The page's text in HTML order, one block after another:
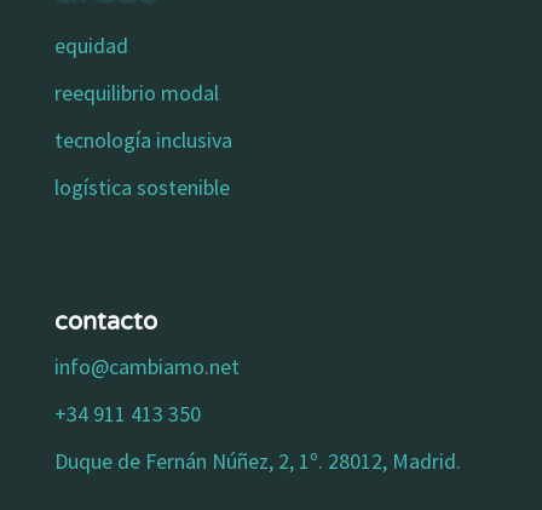
equidad
reequilibrio modal
tecnología inclusiva
logística sostenible
contacto
info@cambiamo.net
+34 911 413 350
Duque de Fernán Núñez, 2, 1º. 28012, Madrid.